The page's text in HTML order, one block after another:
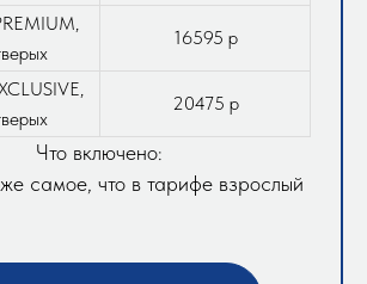
16595 р
20475 р
Что включено:
самое, что в тарифе взрослый